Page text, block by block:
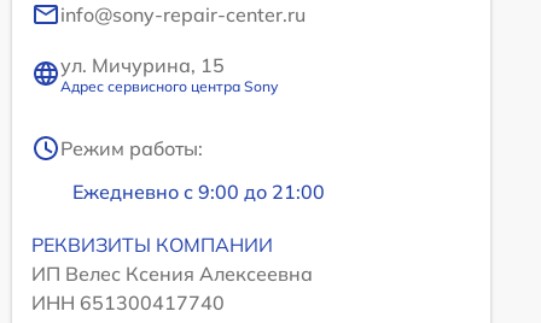
info@sony-repair-center.ru
ул. Мичурина, 15
Адрес сервисного центра Sony
Режим работы:
Ежедневно с 9:00 до 21:00
РЕКВИЗИТЫ КОМПАНИИ
ИП Велес Ксения Алексеевна
ИНН 651300417740